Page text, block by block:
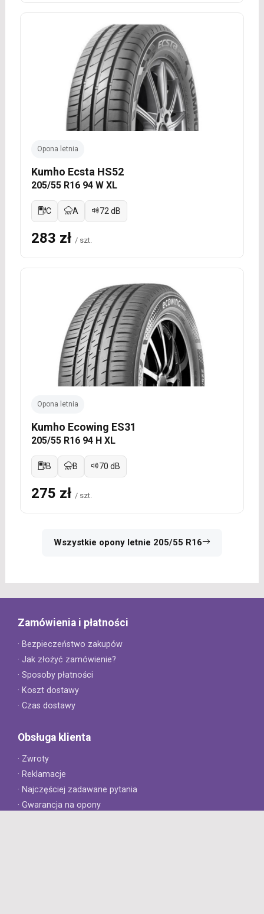
Opona letnia
Kumho Ecsta HS52
205/55 R16 94 W XL
C A 72 dB
283 zł / szt.
Opona letnia
Kumho Ecowing ES31
205/55 R16 94 H XL
B B 70 dB
275 zł / szt.
Wszystkie opony letnie 205/55 R16
Zamówienia i płatności
· Bezpieczeństwo zakupów
· Jak złożyć zamówienie?
· Sposoby płatności
· Koszt dostawy
· Czas dostawy
Obsługa klienta
· Zwroty
· Reklamacje
· Najczęściej zadawane pytania
· Gwarancja na opony